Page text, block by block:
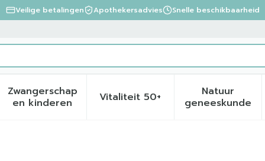
Veilige betalingen Apothekersadvies Snelle beschikbaarheid
verzorging en hygiëne categorie
voor Dieet, voeding en vitamines categorie
Zwangerschap
en kinderenToon submenu voor Zwangerschap en
Vitaliteit 50+Toon submenu voor
Natuur
geneeskunde
Toon